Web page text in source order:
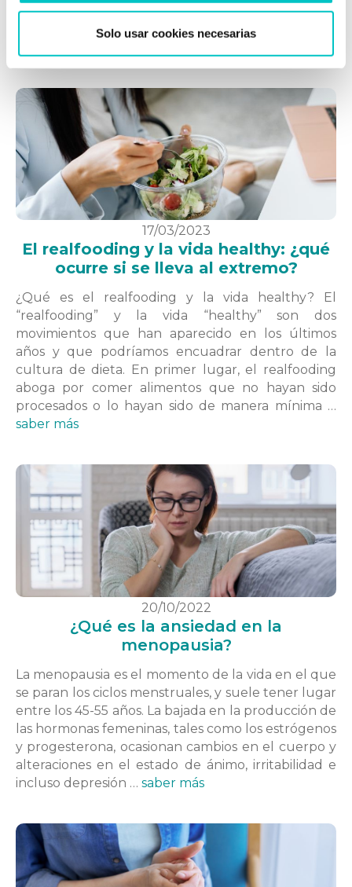
Solo usar cookies necesarias
la vida. Esta se volverá problemática cuando
aparezca en situaciones en las que en realidad no
17/03/2023
El realfooding y la vida healthy: ¿qué
ocurre si se lleva al extremo?
¿Qué es el realfooding y la vida healthy? El
“realfooding” y la vida “healthy” son dos
movimientos que han aparecido en los últimos
años y que podríamos encuadrar dentro de la
cultura de dieta. En primer lugar, el realfooding
aboga por comer alimentos que no hayan sido
procesados o lo hayan sido de manera mínima …
saber más
20/10/2022
¿Qué es la ansiedad en la
menopausia?
La menopausia es el momento de la vida en el que
se paran los ciclos menstruales, y suele tener lugar
entre los 45-55 años. La bajada en la producción de
las hormonas femeninas, tales como los estrógenos
y progesterona, ocasionan cambios en el cuerpo y
alteraciones en el estado de ánimo, irritabilidad e
incluso depresión … saber más